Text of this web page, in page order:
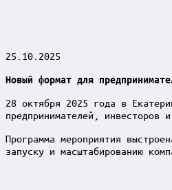
25.10.2025
Новый формат для
28 октября 2025 года в
предпринимателей, инвесторов
Программа мероприятия
запуску и масштабированию